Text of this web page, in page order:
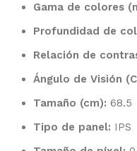
Gama de colores
Profundidad de
Relación de
Ángulo de Visión
Tamaño (cm): 68.5
Tipo de panel: IPS